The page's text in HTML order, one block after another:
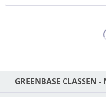
GREENBASE CLASSEN -